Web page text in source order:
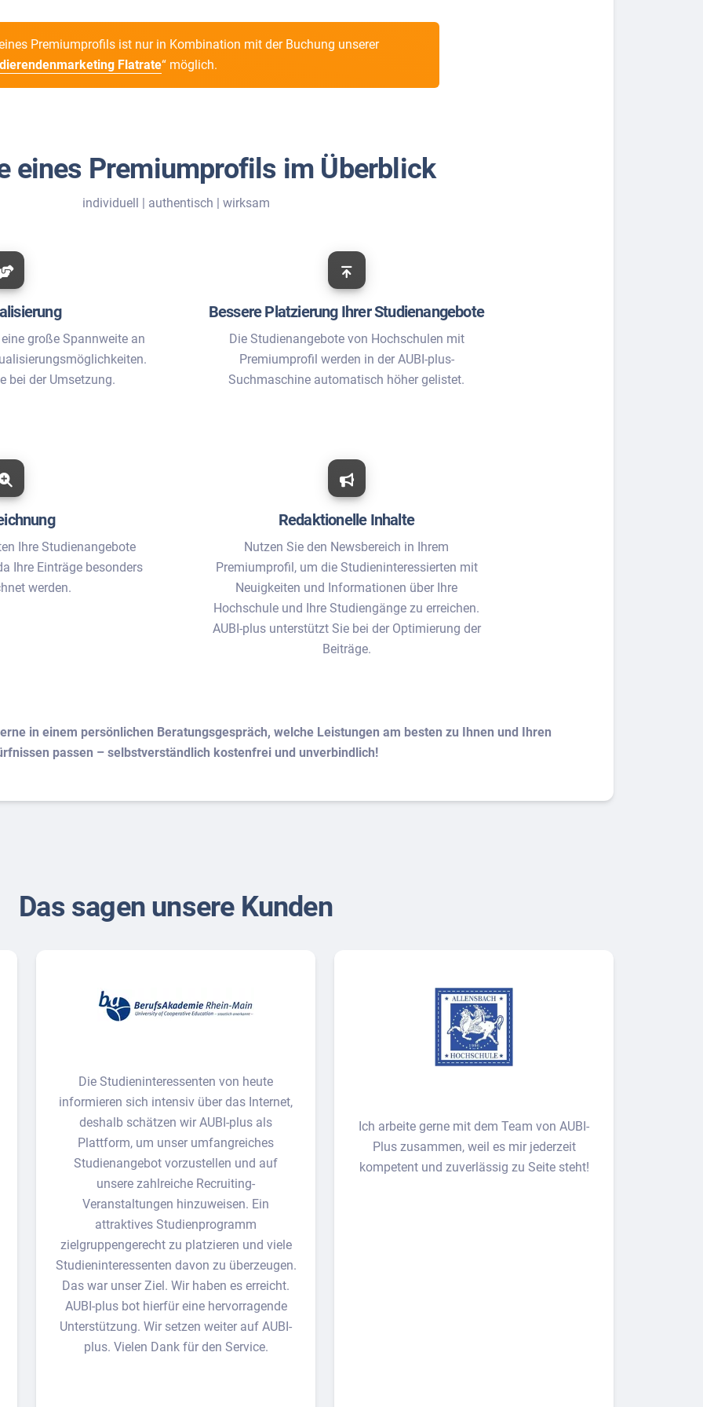
Premiumprofils ist nur in Kombination mit der Buchung unserer
Flatrate“ möglich.
eines Premiumprofils im Überblick
individuell | authentisch | wirksam
große Spannweite an
bei der Umsetzung.
Bessere Platzierung Ihrer Studienangebote
Die Studienangebote von Hochschulen mit
Premiumprofil werden in der AUBI-plus-
Suchmaschine automatisch höher gelistet.
Ihre Studienangebote
Ihre Einträge besonders
werden.
Redaktionelle Inhalte
Nutzen Sie den Newsbereich in Ihrem
Premiumprofil, um die Studieninteressierten mit
Neuigkeiten und Informationen über Ihre
Hochschule und Ihre Studiengänge zu erreichen.
AUBI-plus unterstützt Sie bei der Optimierung der
Beiträge.
in einem persönlichen Beratungsgespräch, welche Leistungen am besten zu Ihnen und Ihren
passen – selbstverständlich kostenfrei und unverbindlich!
Das sagen unsere Kunden
Die Studieninteressenten von heute
informieren sich intensiv über das Internet,
deshalb schätzen wir AUBI-plus als
Plattform, um unser umfangreiches
Studienangebot vorzustellen und auf
unsere zahlreiche Recruiting-
Veranstaltungen hinzuweisen. Ein
attraktives Studienprogramm
zielgruppengerecht zu platzieren und viele
Studieninteressenten davon zu überzeugen.
Das war unser Ziel. Wir haben es erreicht.
AUBI-plus bot hierfür eine hervorragende
Unterstützung. Wir setzen weiter auf AUBI-
plus. Vielen Dank für den Service.
Ich arbeite gerne mit dem Team von AUBI-
Plus zusammen, weil es mir jederzeit
kompetent und zuverlässig zu Seite steht!